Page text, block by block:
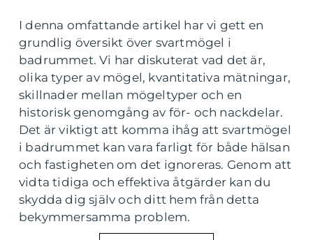
I denna omfattande artikel har vi gett en
grundlig översikt över svartmögel i
badrummet. Vi har diskuterat vad det är,
olika typer av mögel, kvantitativa mätningar,
skillnader mellan mögeltyper och en
historisk genomgång av för- och nackdelar.
Det är viktigt att komma ihåg att svartmögel
i badrummet kan vara farligt för både hälsan
och fastigheten om det ignoreras. Genom att
vidta tidiga och effektiva åtgärder kan du
skydda dig själv och ditt hem från detta
bekymmersamma problem.